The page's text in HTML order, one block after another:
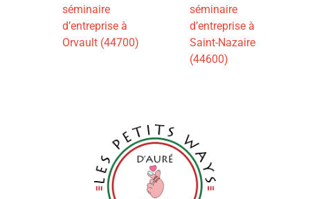
séminaire
d’entreprise à
Orvault (44700)
séminaire
d’entreprise à
Saint-Nazaire
(44600)